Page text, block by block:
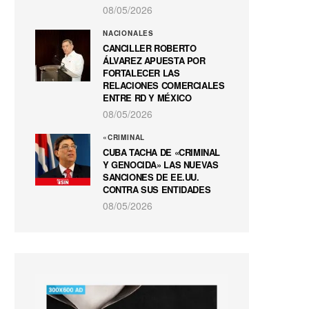
08/05/2026
NACIONALES
CANCILLER ROBERTO
ÁLVAREZ APUESTA POR
FORTALECER LAS
RELACIONES COMERCIALES
ENTRE RD Y MÉXICO
08/05/2026
«CRIMINAL
CUBA TACHA DE «CRIMINAL
Y GENOCIDA» LAS NUEVAS
SANCIONES DE EE.UU.
CONTRA SUS ENTIDADES
08/05/2026